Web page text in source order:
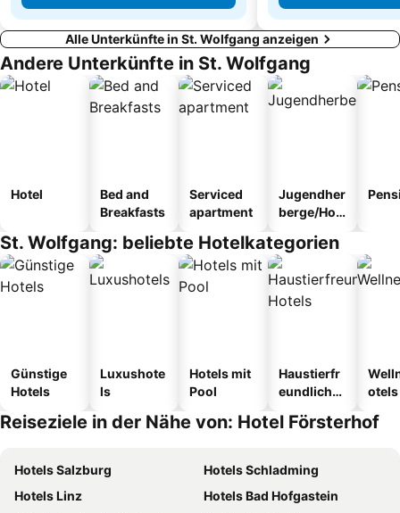
Alle Unterkünfte in St. Wolfgang anzeigen
Andere Unterkünfte in St. Wolfgang
Hotel
Bed and
Breakfasts
Serviced
apartment
Jugendher
berge/Hos
St. Wolfgang: beliebte Hotelkategorien
Günstige
Hotels
Luxushote
ls
Hotels mit
Pool
Haustierfr
eundliche
otels
Reiseziele in der Nähe von: Hotel Försterhof
Hotels Salzburg
Hotels Schladming
Hotels Linz
Hotels Bad Hofgastein